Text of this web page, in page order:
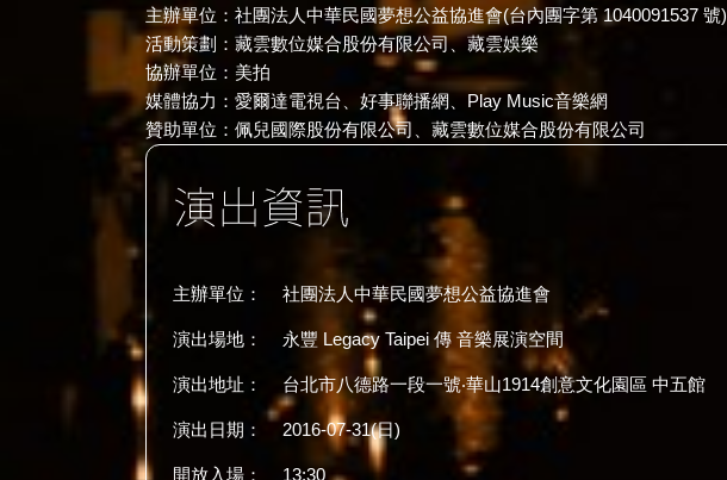
主辦單位：社團法人中華民國夢想公益協進會(台內團字第 1040091537 號)
活動策劃：藏雲數位媒合股份有限公司、藏雲娛樂
協辦單位：美拍
媒體協力：愛爾達電視台、好事聯播網、Play Music音樂網
贊助單位：佩兒國際股份有限公司、藏雲數位媒合股份有限公司
主辦單位： 社團法人中華民國夢想公益協進會
演出場地： 永豐 Legacy Taipei 傳 音樂展演空間
演出地址： 台北市八德路一段一號‧華山1914創意文化園區 中五館
演出日期： 2016-07-31(日)
開放入場： 13:30